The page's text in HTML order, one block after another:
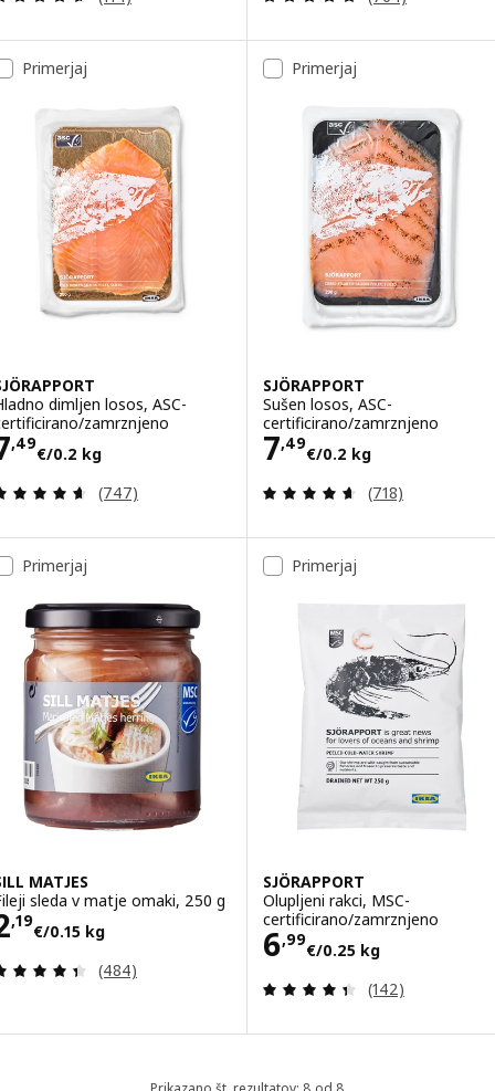
Primerjaj
dimljen losos, ASC-
zamrznjeno
,49
€/0.2 kg7,49€/0.2 kg
Pregled: 4.6 iz 5 zvezde. Skupno število
(747)
Primerjaj
SJÖRAPPORT
Sušen losos, ASC-
certificirano/zamrznjeno
7,49
€/0.2 kg
Cena 7,49€/0.2
Pregled: 4.6 iz
(718)
Primerjaj
MATJES
sleda v matje omaki, 250 g
,19
€/0.15 kg2,19€/0.15 kg
Pregled: 4.4 iz 5 zvezde. Skupno število
(484)
Primerjaj
SJÖRAPPORT
Olupljeni rakci, MSC-
certificirano/zamrznjeno
6,99
€/0.25 kg
Cena 6,99€/
Pregled: 4.4 iz
(142)